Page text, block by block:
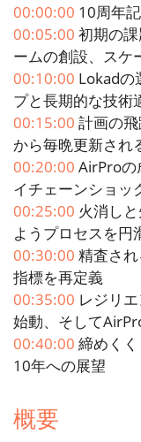
00:00:00 10周年
00:05:00 初期の
ームの創設、スケ
00:10:00 Lokadの
プと長期的な技術
00:15:00 計画の
から毎晩更新され
00:20:00 AirProの
イチェーンショッ
00:25:00 火消し
ようプロセスを円
00:30:00 精査さ
指標を再定義
00:35:00 レジリ
始動、そして
00:40:00 締めく
10年への展望
概要